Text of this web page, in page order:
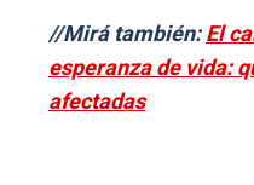
//Mirá también:El
esperanza de vida:
afectadas